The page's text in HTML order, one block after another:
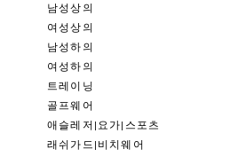
남성상의
여성상의
남성하의
여성하의
트레이닝
골프웨어
애슬레저|요가|스포츠
래쉬가드|비치웨어